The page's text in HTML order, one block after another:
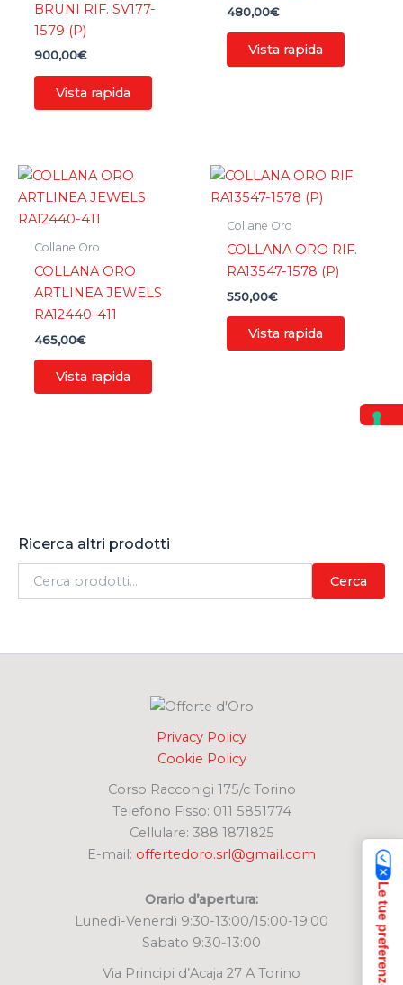
Ricerca altri prodotti
Cerca
BRUNI RIF. SV177-
1579 (P)
900,00€
Vista rapida
480,00€
Vista rapida
Collane Oro
COLLANA ORO
ARTLINEA JEWELS
RA12440-411
465,00€
Vista rapida
Collane Oro
COLLANA ORO RIF.
RA13547-1578 (P)
550,00€
Vista rapida
Privacy Policy
Cookie Policy
Corso Racconigi 175/c Torino
Telefono Fisso: 011 5851774
Cellulare: 388 1871825
E-mail: offertedoro.srl@gmail.com
Orario d’apertura:
Lunedì-Venerdì 9:30-13:00/15:00-19:00
Sabato 9:30-13:00
Via Principi d’Acaja 27 A Torino